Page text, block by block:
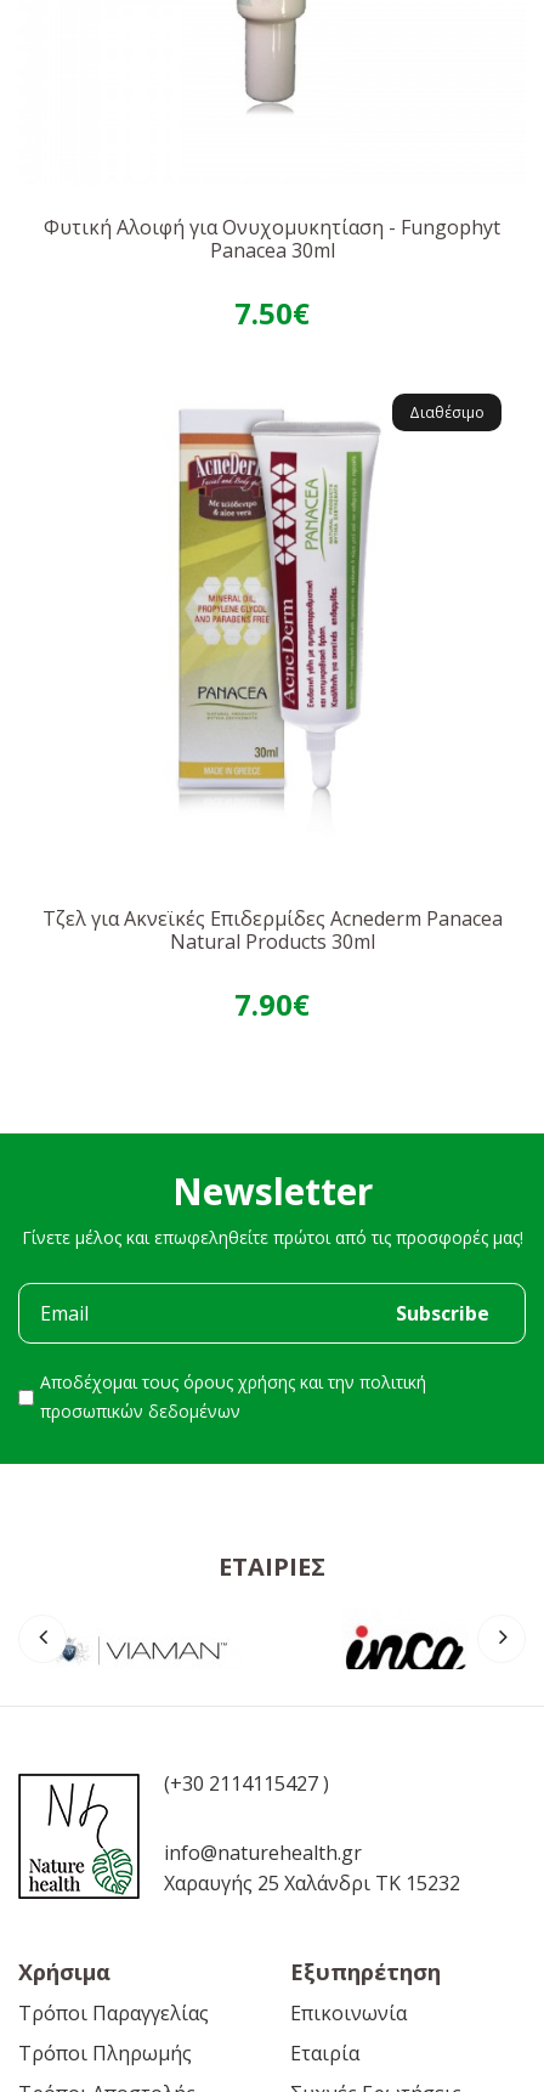
Φυτική Αλοιφή για Ονυχομυκητίαση - Fungophyt
Panacea 30ml
7.50€
Διαθέσιμο
Τζελ για Ακνεϊκές Επιδερμίδες Acnederm Panacea
Natural Products 30ml
7.90€
Newsletter
Γίνετε μέλος και επωφεληθείτε πρώτοι από τις προσφορές μας!
Αποδέχομαι τους όρους χρήσης και την πολιτική
προσωπικών δεδομένων
ΕΤΑΙΡΊΕΣ
(+30 2114115427 )
info@naturehealth.gr
Χαραυγής 25 Χαλάνδρι ΤΚ 15232
Χρήσιμα
Τρόποι Παραγγελίας
Τρόποι Πληρωμής
Εξυπηρέτηση
Επικοινωνία
Εταιρία